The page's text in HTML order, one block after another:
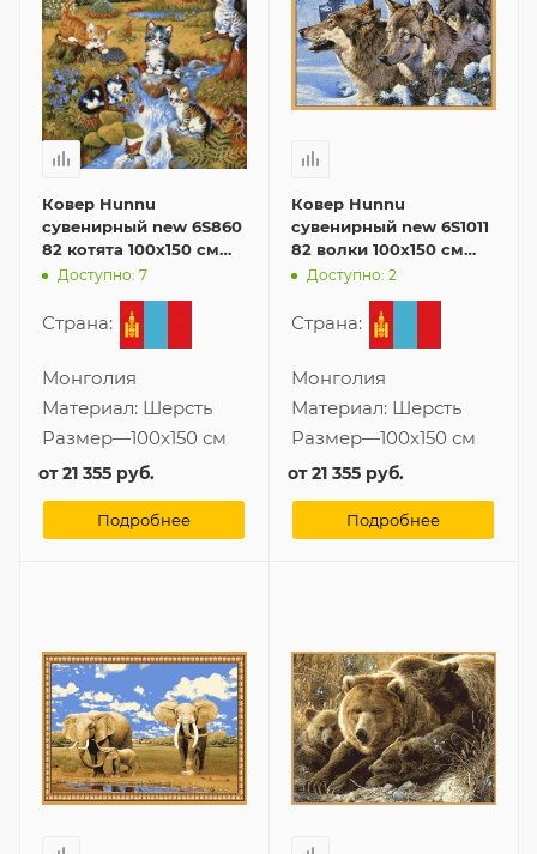
Ковер Hunnu
сувенирный new 6S860
82 котята 100x150 см
картина
Доступно: 7
Страна:
Монголия
Материал: Шерсть
Размер—100x150 см
от21 355 руб.
Подробнее
Ковер Hunnu
сувенирный new 6S1011
82 волки 100x150 см
картина
Доступно: 2
Страна:
Монголия
Материал: Шерсть
Размер—100x150 см
от21 355 руб.
Подробнее